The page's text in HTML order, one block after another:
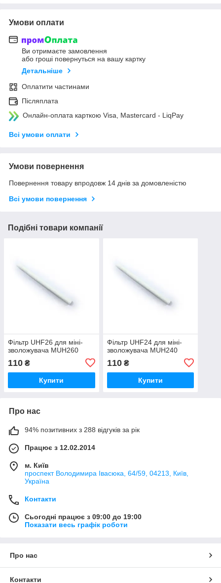
Умови оплати
Ви отримаєте замовлення
або гроші повернуться на вашу картку
Детальніше
Оплатити частинами
Післяплата
Онлайн-оплата карткою Visa, Mastercard - LiqPay
Всі умови оплати
Умови повернення
Повернення товару впродовж 14 днів за домовленістю
Всі умови повернення
Подібні товари компанії
Фільтр UHF26 для міні-
зволожувача MUH260
110 ₴
Купити
Фільтр UHF24 для міні-
зволожувача MUH240
110₴
Купити
Про нас
94% позитивних з 288 відгуків за рік
Працює з 12.02.2014
м. Київ
проспект Володимира Івасюка, 64/59, 04213, Київ,
Україна
Контакти
Сьогодні працює з 09:00 до 19:00
Показати весь графік роботи
Про нас
Контакти